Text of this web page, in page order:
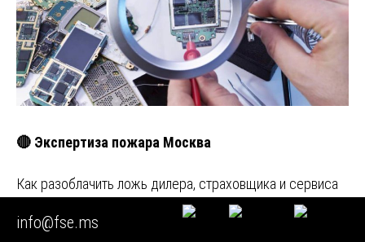
🔴 Экспертиза пожара Москва
Как разоблачить ложь дилера, страховщика и сервиса
(с 3 кейсами) Глава 1. Вступление: почему ваш
кондиционер убивают, а …
info@fse.ms